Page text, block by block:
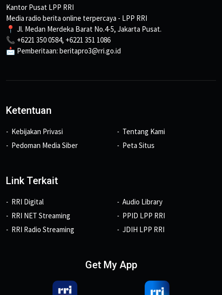
Kantor Pusat LPP RRI
Media radio berita online terpercaya - LPP RRI
📍 Jl. Medan Merdeka Barat No.4-5, Jakarta Pusat.
📞 +6221 350 0584, +6221 351 1086
📩 Pemberitaan: beritapro3@rri.go.id
Ketentuan
Kebijakan Privasi
Pedoman Media Siber
Tentang Kami
Peta Situs
Link Terkait
RRI Digital
RRI NET Streaming
RRI Radio Streaming
Audio Library
PPID LPP RRI
JDIH LPP RRI
Get My App